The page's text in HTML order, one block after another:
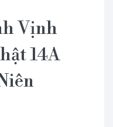
Vịnh
14A